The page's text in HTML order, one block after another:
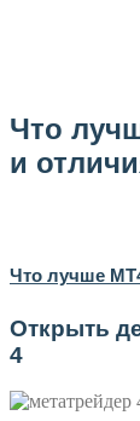
Что
и
Что лучше
Открыть
4